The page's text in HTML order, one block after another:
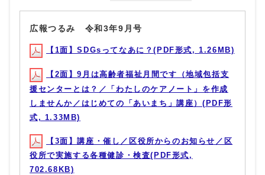
広報つるみ 令和3年9月号
【1面】SDGsってなあに？(PDF形式, 1.26MB)
【2面】9月は高齢者福祉月間です（地域包括支
援センターとは？／「わたしのケアノート」を作成
しませんか／はじめての「あいまち」講座）(PDF形
式, 1.33MB)
【3面】講座・催し／区役所からのお知らせ／区
役所で実施する各種健診・検査(PDF形式,
702.68KB)